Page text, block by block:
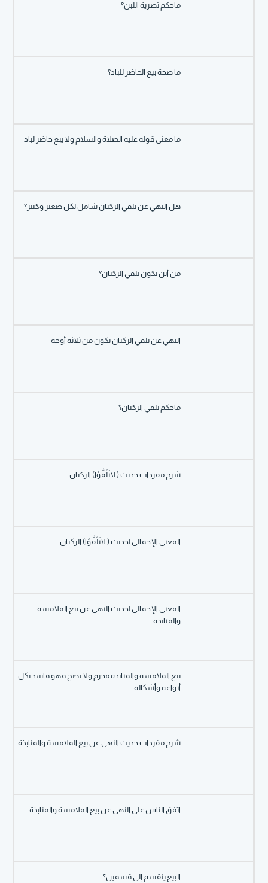
ماحكم تصرية اللبن؟
ما صحة بيع الحاضر للباد؟
ما معنى قوله عليه الصلاة والسلام ولا يبع حاضر لباد
هل النهي عن تلقي الركبان شامل لكل صغير وكبير؟
من أين يكون تلقي الركبان؟
النهي عن تلقي الركبان يكون من ثلاثة أوجه
ماحكم تلقي الركبان؟
شرح مفردات حديث ( لاتَلَقَّوُا) الركبان
المعنى الإجمالي لحديث ( لاتَلَقَّوُا) الركبان
المعنى الإجمالي لحديث النهي عن بيع الملامسة
والمنابذة
بيع الملامسة والمنابذة محرم ولا يصح فهو فاسد بكل
أنواعه وأشكاله
شرح مفردات حديث النهي عن بيع الملامسة والمنابذة
اتفق الناس على النهي عن بيع الملامسة والمنابذة
البيع ينقسم إلى قسمين؟